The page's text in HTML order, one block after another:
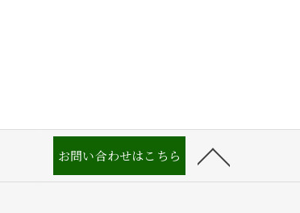
お問い合わせはこちら